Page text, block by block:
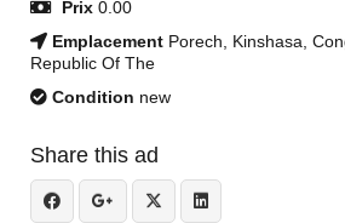
Prix 0.00
Emplacement Porech, Kinshasa,
Republic Of The
Condition new
Share this ad